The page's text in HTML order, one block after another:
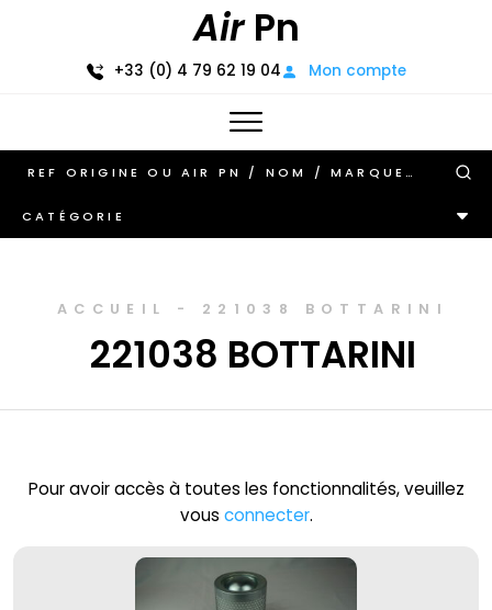
AirPn
+33 (0) 4 79 62 19 04 Mon compte
CATÉGORIE
ACCUEIL - 221038 BOTTARINI
221038 BOTTARINI
Pour avoir accès à toutes les fonctionnalités, veuillez
vous connecter.